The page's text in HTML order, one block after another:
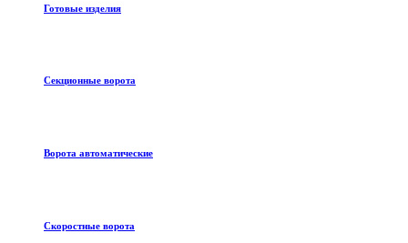
Готовые изделия
Секционные ворота
Ворота автоматические
Скоростные ворота